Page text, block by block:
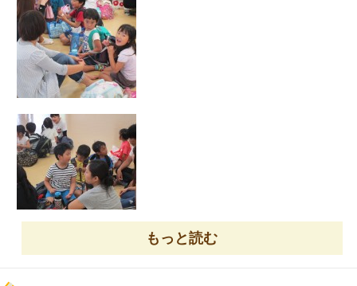
次回は8/22（火）水遊びです。水着を忘れないで
ね！
朝は、着替えをすませ、お祈りをしてから、外で
元気体操を行いました。
まだ寝むそうなお友だちがたくさんいました！！
もっと読む